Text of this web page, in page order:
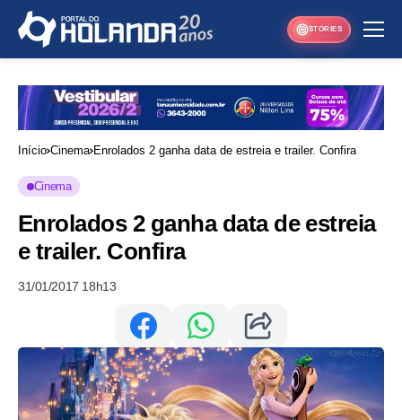
STORIES
Início Cinema Enrolados 2 ganha data de estreia e trailer. Confira
Cinema
Enrolados 2 ganha data de estreia
e trailer. Confira
31/01/2017 18h13